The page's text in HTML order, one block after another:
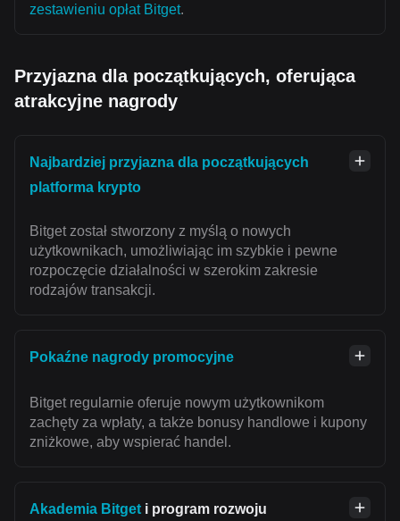
zestawieniu opłat Bitget.
Przyjazna dla początkujących, oferująca
atrakcyjne nagrody
Najbardziej przyjazna dla początkujących
platforma krypto
Bitget został stworzony z myślą o nowych
użytkownikach, umożliwiając im szybkie i pewne
rozpoczęcie działalności w szerokim zakresie
rodzajów transakcji.
Pokaźne nagrody promocyjne
Bitget regularnie oferuje nowym użytkownikom
zachęty za wpłaty, a także bonusy handlowe i kupony
zniżkowe, aby wspierać handel.
Akademia Bitget i program rozwoju